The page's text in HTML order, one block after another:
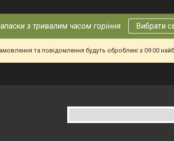
з тривалим часом горіння Вибрати
та повідомлення будуть оброблені з 09:00